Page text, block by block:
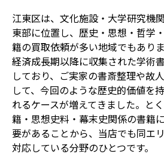
江東区は、文化施設・大学研究機
東部に位置し、歴史・思想・哲学
籍の買取依頼が多い地域でもあり
経済成長期以降に収集された学術
しており、ご実家の書斎整理や故
して、今回のような歴史的価値を
れるケースが増えてきました。と
籍・思想史料・幕末史関係の書籍
要があることから、当店でも同エ
対応している分野のひとつです。